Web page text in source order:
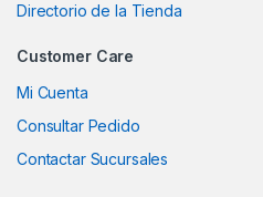
Directorio de la Tienda
Customer Care
Mi Cuenta
Consultar Pedido
Contactar Sucursales